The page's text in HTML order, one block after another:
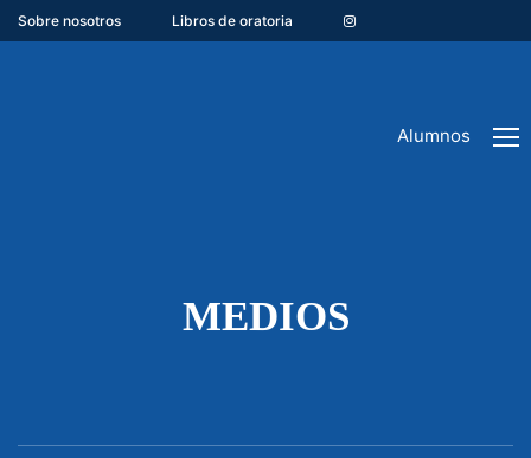
Sobre nosotros Libros de oratoria
Alumnos
MEDIOS